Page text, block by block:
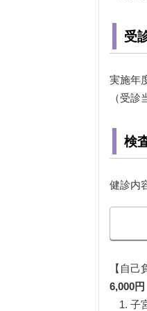
受
実施年
（受診
検
健診内
【自己
6,000円
子